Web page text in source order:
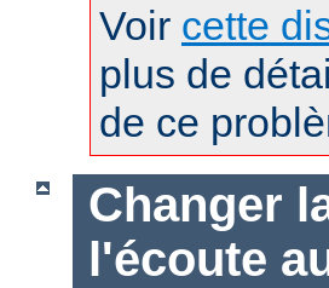
Voir cette
plus de
de ce
Changer
l'écoute